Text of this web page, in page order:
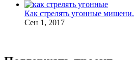
Как стрелять угонные мишени.
Сен 1, 2017